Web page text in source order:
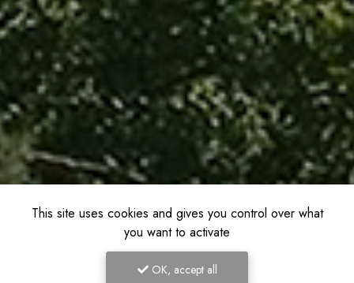
This site uses cookies and gives you control over what
you want to activate
OK, accept all